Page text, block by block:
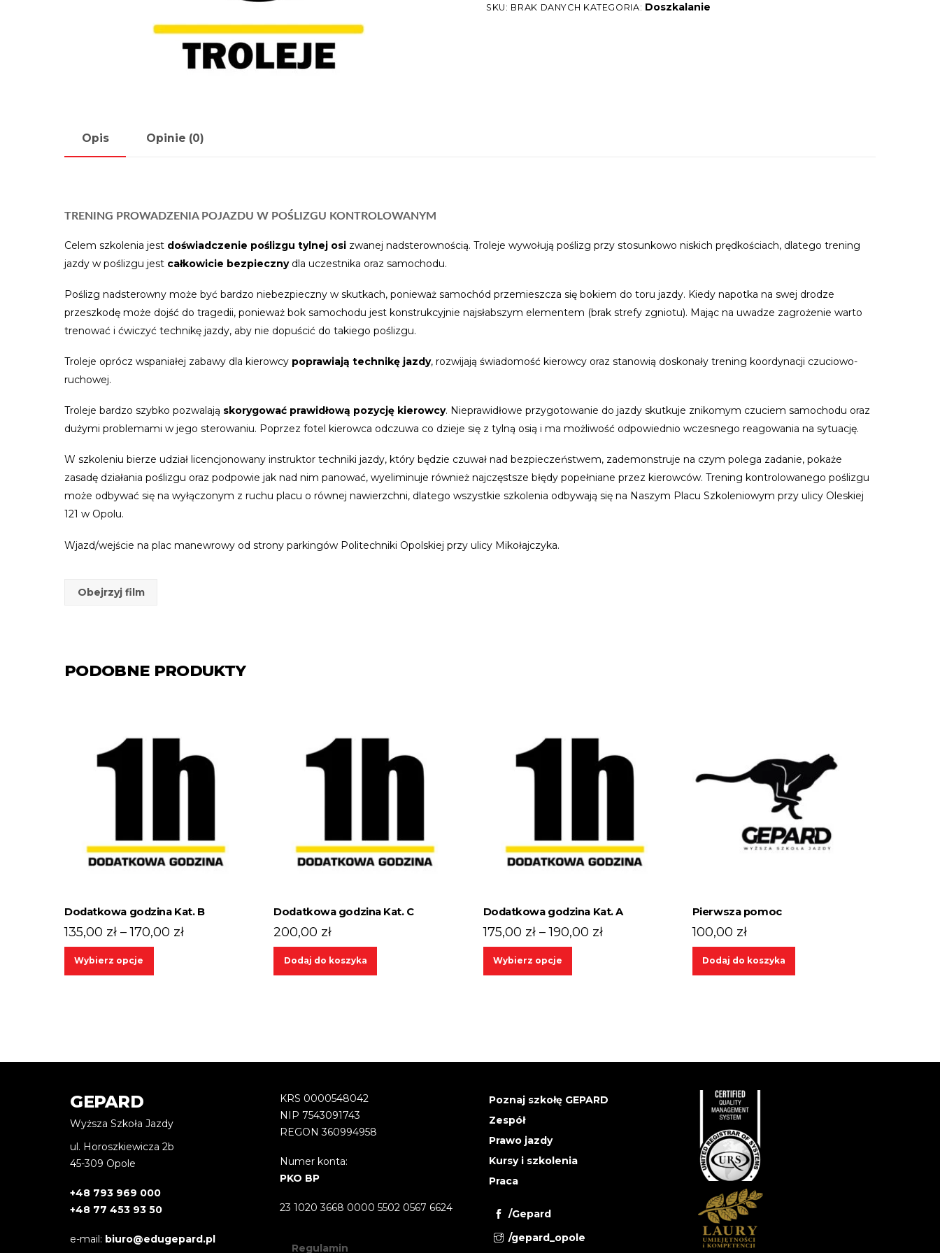
e
SKU: BRAK DANYCH KATEGORIA: Doszkalanie
Opis Opinie (0)
TRENING PROWADZENIA POJAZDU W POŚLIZGU KONTROLOWANYM
Celem szkolenia jest doświadczenie poślizgu tylnej osi zwanej nadsterownością. Troleje wywołują poślizg przy stosunkowo niskich prędkościach, dlatego trening
jazdy w poślizgu jest całkowicie bezpiecznydla uczestnika oraz samochodu.
Poślizg nadsterowny może być bardzo niebezpieczny w skutkach, ponieważ samochód przemieszcza się bokiem do toru jazdy. Kiedy napotka na swej drodze
przeszkodę może dojść do tragedii, ponieważ bok samochodu jest konstrukcyjnie najsłabszym elementem (brak strefy zgniotu). Mając na uwadze zagrożenie warto
trenować i ćwiczyć technikę jazdy, aby nie dopuścić do takiego poślizgu.
Troleje oprócz wspaniałej zabawy dla kierowcy poprawiają technikę jazdy, rozwijają świadomość kierowcy oraz stanowią doskonały trening koordynacji czuciowo-
ruchowej.
Troleje bardzo szybko pozwalają skorygować prawidłową pozycję kierowcy. Nieprawidłowe przygotowanie do jazdy skutkuje znikomym czuciem samochodu oraz
dużymi problemami w jego sterowaniu. Poprzez fotel kierowca odczuwa co dzieje się z tylną osią i ma możliwość odpowiednio wczesnego reagowania na sytuację.
W szkoleniu bierze udział licencjonowany instruktor techniki jazdy, który będzie czuwał nad bezpieczeństwem, zademonstruje na czym polega zadanie, pokaże
zasadę działania poślizgu oraz podpowie jak nad nim panować, wyeliminuje również najczęstsze błędy popełniane przez kierowców. Trening kontrolowanego poślizgu
może odbywać się na wyłączonym z ruchu placu o równej nawierzchni, dlatego wszystkie szkolenia odbywają się na Naszym Placu Szkoleniowym przy ulicy Oleskiej
121 w Opolu.
Wjazd/wejście na plac manewrowy od strony parkingów Politechniki Opolskiej przy ulicy Mikołajczyka.
Obejrzyj film
PODOBNE PRODUKTY
Dodatkowa godzina Kat. B
135,00 zł – 170,00 złZakres
Wybierz opcje
produkt
można
stronie
Dodatkowa godzina Kat. C
200,00 zł
Dodaj do koszyka
Dodatkowa godzina Kat. A
175,00 zł – 190,00 złZakres
Wybierz opcje
produkt
można
na
Pierwsza pomoc
100,00 zł
Dodaj do koszyka
GEPARD
Wyższa Szkoła Jazdy
ul. Horoszkiewicza 2b
45-309 Opole
+48 793 969 000
+48 77 453 93 50
e-mail: biuro@edugepard.pl
KRS 0000548042
NIP 7543091743
REGON 360994958
Numer konta:
PKO BP
23 1020 3668 0000 5502 0567 6624
Regulamin
Poznaj szkołę GEPARD
Zespół
Prawo jazdy
Kursy i szkolenia
Praca
/Gepard
/gepard_opole